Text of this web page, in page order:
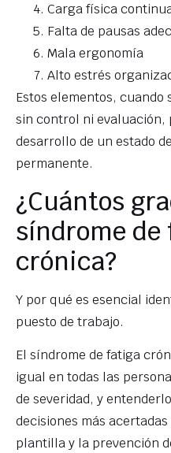
Carga física
Falta de pausas
Mala ergonomía
Alto estrés
Estos elementos, cuando
sin control ni
desarrollo de un estado
permanente.
¿Cuántos
síndrome de
crónica?
Y por qué es esencial
puesto de trabajo.
El síndrome de fatiga
igual en todas las
de severidad, y
decisiones más
plantilla y la prevención